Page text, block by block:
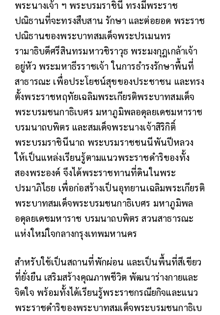
พระนางเจ้า ฯ พระบรมราชินี ทรงมีพระราช
ปณิธานที่จะทรงสืบสาน รักษา และต่อยอด พระราช
ปณิธานของพระบาทสมเด็จพระปรเมนทร
รามาธิบดีศรีสินทรมหาวชิราวุธ พระมงกุฎเกล้าเจ้า
อยู่หัว พระมหาธีรราชเจ้าในการธำรงรักษาพื้นที่
สาธารณะ เพื่อประโยชน์สุขของประชาชน และทรง
ตั้งพระราชหฤทัยเฉลิมพระเกียรติพระบาทสมเด็จ
พระบรมชนกาธิเบศร มหาภูมิพลอดุลยเดชมหาราช
บรมนาถบพิตร และสมเด็จพระนางเจ้าสิริกิติ์
พระบรมราชินีนาถ พระบรมราชชนนีพันปีหลวง
ให้เป็นแหล่งเรียนรู้ตามแนวพระราชดำริของทั้ง
สองพระองค์ จึงได้พระราชทานที่ดินในพระ
ปรมาภิไธย เพื่อก่อสร้างเป็นอุทยานเฉลิมพระเกียรติ
พระบาทสมเด็จพระบรมชนกาธิเบศร มหาภูมิพล
อดุลยเดชมหาราช บรมนาถบพิตร สวนสาธารณะ
แห่งใหม่ใจกลางกรุงเทพมหานคร
สำหรับใช้เป็นสถานที่พักผ่อน และเป็นพื้นที่สีเขียว
ที่ยั่งยืน เสริมสร้างคุณภาพชีวิต พัฒนาร่างกายและ
จิตใจ พร้อมทั้งได้เรียนรู้พระราชกรณียกิจและแนว
พระราชดำริของพระบาทสมเด็จพระบรมชนกาธิเบ